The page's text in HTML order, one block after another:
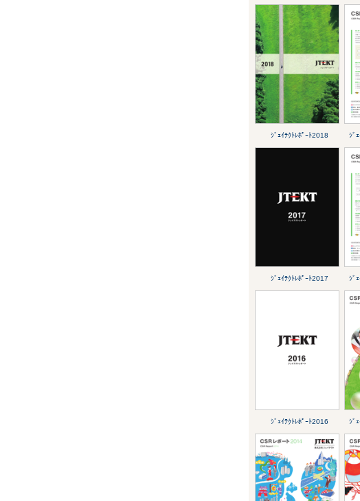
ｼﾞｪｲﾃｸﾄﾚﾎﾟｰﾄ2018 ｼﾞ
ｼﾞｪｲﾃｸﾄﾚﾎﾟｰﾄ2017 ｼﾞ
ｼﾞｪｲﾃｸﾄﾚﾎﾟｰﾄ2016 ｼﾞ